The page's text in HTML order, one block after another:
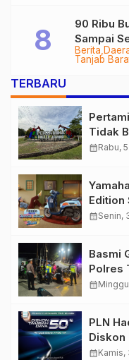
Berita
Tanjab
90 Ribu
Sampai
Audit
TERBARU
Tidak
Migas
calendar_monthRabu,
Edition
Retro
calendar_monthSenin,
Basmi
Polres
calendar_month
PLN
Diskon
GIIAS
calendar_monthKamis,